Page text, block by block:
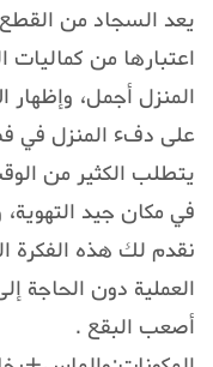
يعد السجاد من القطع
اعتبارها من
المنزل أجمل، وإظهار
على دفء المنزل في
يتطلب الكثير من
في مكان جيد
نقدم لك هذه الفكرة
العملية دون الحاجة
أصعب البقع .